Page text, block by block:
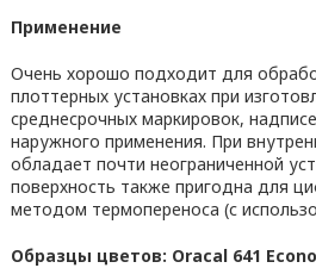
Применение
Очень хорошо подходит для
плоттерных установках при
среднесрочных маркировок,
наружного применения. При
обладает почти неограниченной
поверхность также пригодна для
методом термопереноса (с
Образцы цветов: Oracal 641